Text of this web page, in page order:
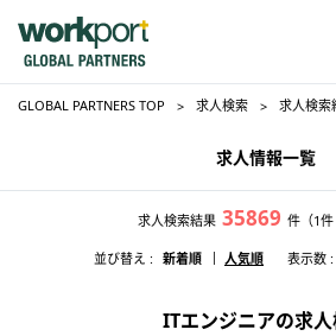
GLOBAL PARTNERS TOP 求人検索 求人検索
求人情報一覧
求人検索結果 35869 件 （1
並び替え : 新着順 人気順 表示数 :
ITエンジニアの求